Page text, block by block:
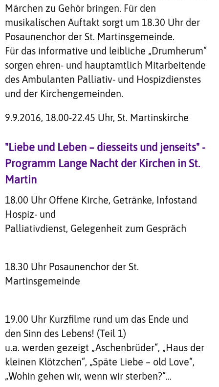
Märchen zu Gehör bringen. Für den
musikalischen Auftakt sorgt um 18.30 Uhr der
Posaunenchor der St. Martinsgemeinde.
Für das informative und leibliche „Drumherum“
sorgen ehren- und hauptamtlich Mitarbeitende
des Ambulanten Palliativ- und Hospizdienstes
und der Kirchengemeinden.
9.9.2016, 18.00-22.45 Uhr, St. Martinskirche
"Liebe und Leben – diesseits und jenseits" -
Programm Lange Nacht der Kirchen in St.
Martin
18.00 Uhr Offene Kirche, Getränke, Infostand
Hospiz- und
Palliativdienst, Gelegenheit zum Gespräch
18.30 Uhr Posaunenchor der St.
Martinsgemeinde
19.00 Uhr Kurzfilme rund um das Ende und
den Sinn des Lebens! (Teil 1)
u.a. werden gezeigt „Aschenbrüder“, „Haus der
kleinen Klötzchen“, „Späte Liebe – old Love“,
„Wohin gehen wir, wenn wir sterben?“...